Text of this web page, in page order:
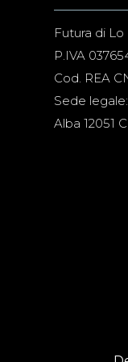
Futura di Lo
P.IVA
Cod. REA
Sede
Alba 12051